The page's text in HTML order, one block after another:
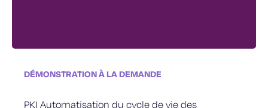
DÉMONSTRATION À LA DEMANDE
PKI Automatisation du cycle de vie des
DÉMONSTRATION À LA DEMANDE
L'automatisation des certificats dans DevOps
DÉMONSTRATION À LA DEMANDE
Signature sécurisée du code pour DevOps